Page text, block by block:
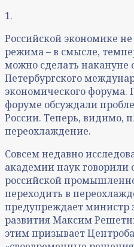
1.
Российской экономике
режима – в смысле,
можно сделать накануне
Петербургского
экономического форума.
форуме обсуждали
России. Теперь, видимо,
переохлаждение.
Совсем недавно
академии наук говорили
российской
переходить в
предупреждает министр
развития Максим
этим призывает